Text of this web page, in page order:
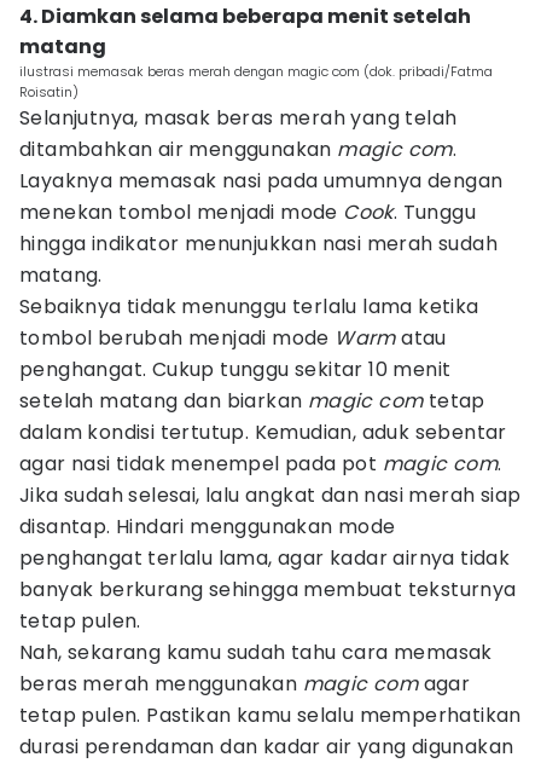
4. Diamkan selama beberapa menit setelah
matang
ilustrasi memasak beras merah dengan magic com (dok. pribadi/Fatma
Roisatin)
Selanjutnya, masak beras merah yang telah
ditambahkan air menggunakan magic com.
Layaknya memasak nasi pada umumnya dengan
menekan tombol menjadi mode Cook. Tunggu
hingga indikator menunjukkan nasi merah sudah
matang.
Sebaiknya tidak menunggu terlalu lama ketika
tombol berubah menjadi mode Warmatau
penghangat. Cukup tunggu sekitar 10 menit
setelah matang dan biarkan magic comtetap
dalam kondisi tertutup. Kemudian, aduk sebentar
agar nasi tidak menempel pada pot magic com.
Jika sudah selesai, lalu angkat dan nasi merah siap
disantap. Hindari menggunakan mode
penghangat terlalu lama, agar kadar airnya tidak
banyak berkurang sehingga membuat teksturnya
tetap pulen.
Nah, sekarang kamu sudah tahu cara memasak
beras merah menggunakan magic comagar
tetap pulen. Pastikan kamu selalu memperhatikan
durasi perendaman dan kadar air yang digunakan